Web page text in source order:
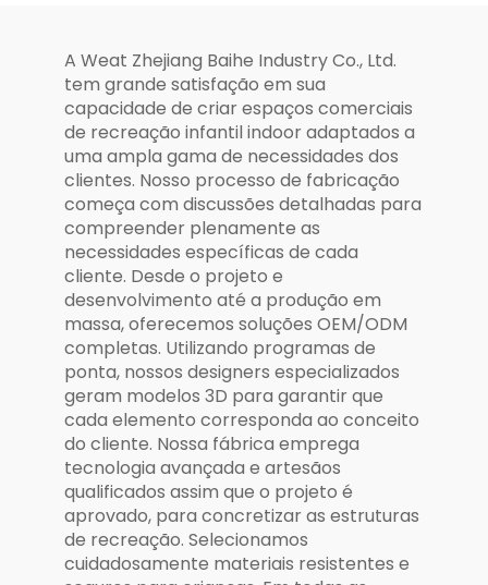
A Weat Zhejiang Baihe Industry Co., Ltd.
tem grande satisfação em sua
capacidade de criar espaços comerciais
de recreação infantil indoor adaptados a
uma ampla gama de necessidades dos
clientes. Nosso processo de fabricação
começa com discussões detalhadas para
compreender plenamente as
necessidades específicas de cada
cliente. Desde o projeto e
desenvolvimento até a produção em
massa, oferecemos soluções OEM/ODM
completas. Utilizando programas de
ponta, nossos designers especializados
geram modelos 3D para garantir que
cada elemento corresponda ao conceito
do cliente. Nossa fábrica emprega
tecnologia avançada e artesãos
qualificados assim que o projeto é
aprovado, para concretizar as estruturas
de recreação. Selecionamos
cuidadosamente materiais resistentes e